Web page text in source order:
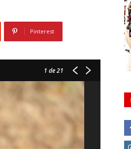
Pinterest
1 de 21